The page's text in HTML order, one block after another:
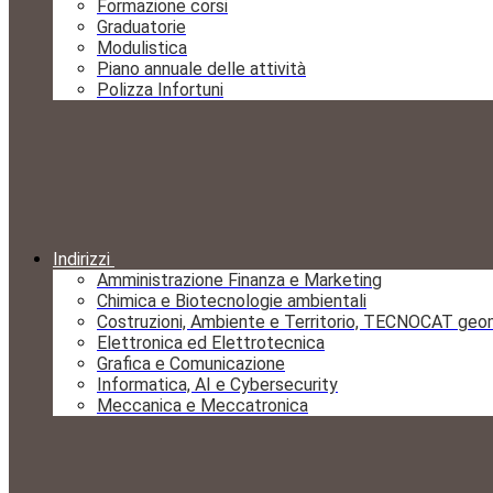
Formazione corsi
Graduatorie
Modulistica
Piano annuale delle attività
Polizza Infortuni
Indirizzi
Amministrazione Finanza e Marketing
Chimica e Biotecnologie ambientali
Costruzioni, Ambiente e Territorio, TECNOCAT
Elettronica ed Elettrotecnica
Grafica e Comunicazione
Informatica, AI e Cybersecurity
Meccanica e Meccatronica